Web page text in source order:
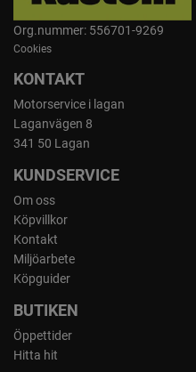
Org.nummer: 556701-9269
Cookies
KONTAKT
Motorservice i lagan
Laganvägen 8
341 50 Lagan
KUNDSERVICE
Om oss
Köpvillkor
Kontakt
Miljöarbete
Köpguider
BUTIKEN
Öppettider
Hitta hit